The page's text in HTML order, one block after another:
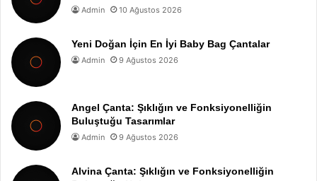
Admin 10 Ağustos 2026
Yeni Doğan İçin En İyi Baby Bag Çantalar
Admin 9 Ağustos 2026
Angel Çanta: Şıklığın ve Fonksiyonelliğin
Buluştuğu Tasarımlar
Admin 9 Ağustos 2026
Alvina Çanta: Şıklığın ve Fonksiyonelliğin